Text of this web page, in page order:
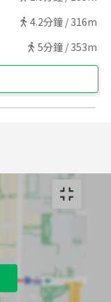
4.2分鐘 / 316m
5分鐘 / 353m